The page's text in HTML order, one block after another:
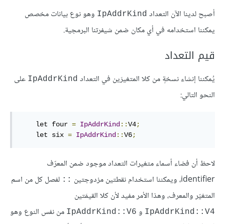
أصبح لدينا الآن التعداد IpAddrKind وهو نوع بيانات مخصص
يمكننا استخدامه في أي مكان ضمن شيفرتنا البرمجية.
قيم التعداد
يُمكننا إنشاء نسخةٍ من كلا المتغيرَين في التعداد IpAddrKind على
النحو التالي:
    let four
= IpAddrKind::V4;
    let six
= IpAddrKind::V6;
لاحظ أن فضاء أسماء متغيرات التعداد موجود ضمن المعرّف
identifier، ويمكننا استخدام نقطتين مزدوجتين
:: لفصل كل من اسم
المتغيّر والمعرف، وهذا الأمر مفيد لأن كلا القيمَتين
IpAddrKind::V4 و IpAddrKind::V6 من نفس النوع وهو